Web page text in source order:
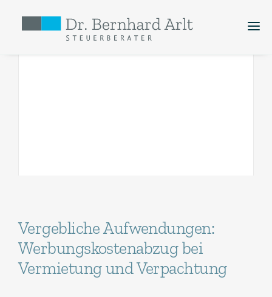
Vergebliche Aufwendungen:
Werbungskostenabzug bei
Vermietung und Verpachtung